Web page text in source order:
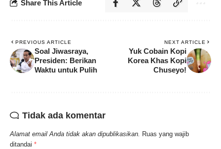
Share This Article
PREVIOUS ARTICLE
Soal Jiwasraya,
Presiden: Berikan
Waktu untuk Pulih
NEXT ARTICLE
Yuk Cobain Kopi
Korea Khas Kopi
Chuseyo!
Tidak ada komentar
Alamat email Anda tidak akan dipublikasikan. Ruas yang wajib
ditandai *